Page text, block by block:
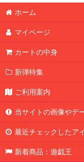
ホーム
マイページ
カートの中身
新弾特集
ご利用案内
当サイトの画像やデ
最近チェックしたア
新着商品：遊戯王